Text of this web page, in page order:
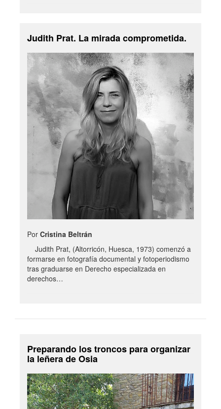
Judith Prat. La mirada comprometida.
Por Cristina Beltrán
Judith Prat, (Altorricón, Huesca, 1973) comenzó a
formarse en fotografía documental y fotoperiodismo
tras graduarse en Derecho especializada en
derechos…
Preparando los troncos para organizar
la leñera de Osia